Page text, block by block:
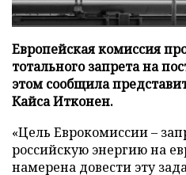
Европейская комиссия
тотального запрета на
этом сообщила
Кайса Итконен.
«Цель Еврокомиссии –
российскую энергию на
намерена довести эту